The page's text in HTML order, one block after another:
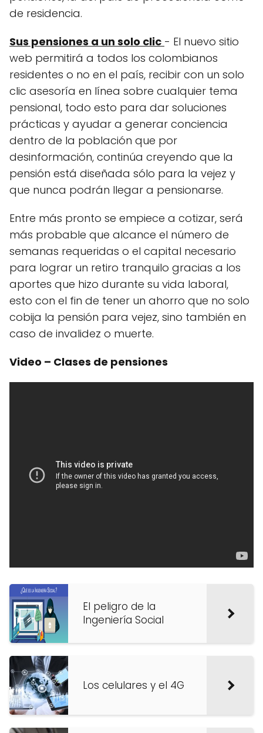
de residencia.
Sus pensiones a un solo clic - El nuevo sitio
web permitirá a todos los colombianos
residentes o no en el país, recibir con un solo
clic asesoría en línea sobre cualquier tema
pensional, todo esto para dar soluciones
prácticas y ayudar a generar conciencia
dentro de la población que por
desinformación, continúa creyendo que la
pensión está diseñada sólo para la vejez y
que nunca podrán llegar a pensionarse.
Entre más pronto se empiece a cotizar, será
más probable que alcance el número de
semanas requeridas o el capital necesario
para lograr un retiro tranquilo gracias a los
aportes que hizo durante su vida laboral,
esto con el fin de tener un ahorro que no solo
cobija la pensión para vejez, sino también en
caso de invalidez o muerte.
Video – Clases de pensiones
El peligro de la
Ingeniería Social
Los celulares y el 4G